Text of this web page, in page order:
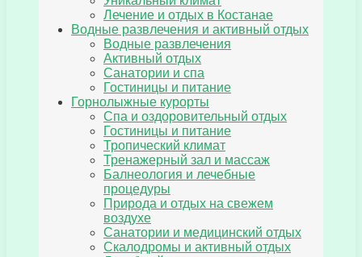
Лечение и отдых в Костанае
Водные развлечения и активный отдых
Водные развлечения
Активный отдых
Санатории и спа
Гостиницы и питание
Горнолыжные курорты
Спа и оздоровительный отдых
Гостиницы и питание
Тропический климат
Тренажерный зал и массаж
Балнеология и лечебные
процедуры
Природа и отдых на свежем
воздухе
Санатории и медицинский отдых
Скалодромы и активный отдых